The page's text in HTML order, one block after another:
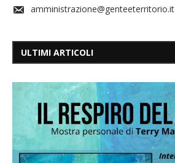
amministrazione@genteeterritorio.it
ULTIMI ARTICOLI